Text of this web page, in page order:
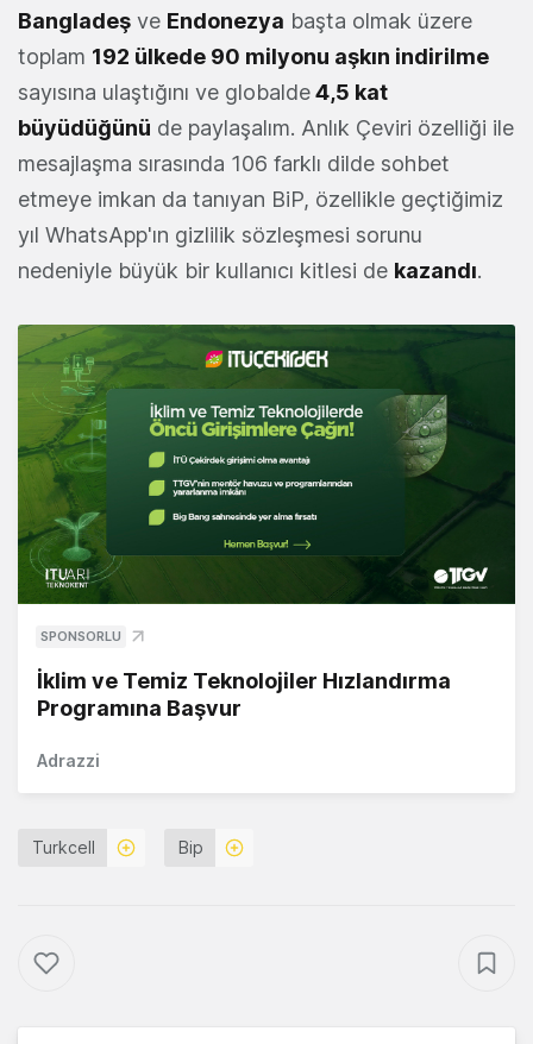
Bangladeş ve Endonezya başta olmak üzere
toplam 192 ülkede 90 milyonu aşkın indirilme
sayısına ulaştığını ve globalde4,5 kat
büyüdüğünü de paylaşalım. Anlık Çeviri özelliği ile
mesajlaşma sırasında 106 farklı dilde sohbet
etmeye imkan da tanıyan BiP, özellikle geçtiğimiz
yıl WhatsApp'ın gizlilik sözleşmesi sorunu
nedeniyle büyük bir kullanıcı kitlesi de kazandı.
SPONSORLU
İklim ve Temiz Teknolojiler Hızlandırma
Programına Başvur
Adrazzi
Turkcell Bip